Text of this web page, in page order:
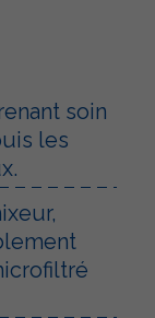
soin
les